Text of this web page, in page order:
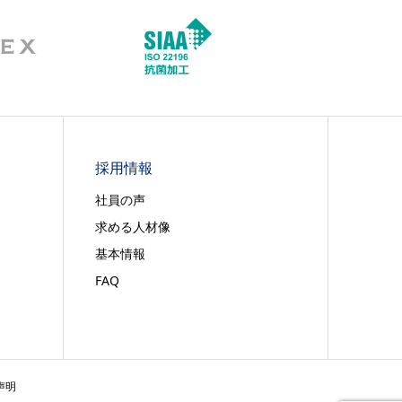
採用情報
社員の声
求める人材像
基本情報
FAQ
明